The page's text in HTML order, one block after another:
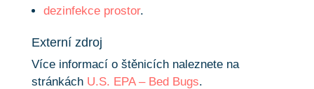
dezinfekce prostor.
Externí zdroj
Více informací o štěnicích naleznete na
stránkách U.S. EPA – Bed Bugs.